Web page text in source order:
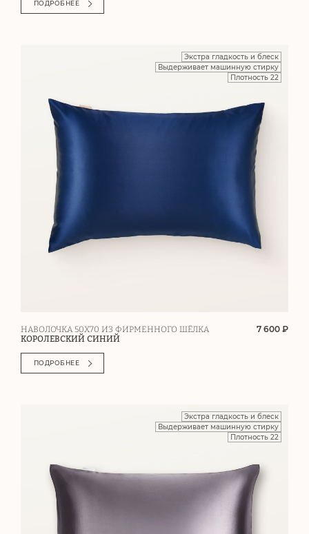
ПОДРОБНЕЕ
Экстра гладкость и блеск
Выдерживает машинную стирку
Плотность 22
НАВОЛОЧКА 50Х70 ИЗ ФИРМЕННОГО ШЁЛКА
КОРОЛЕВСКИЙ СИНИЙ
7 600 ₽
ПОДРОБНЕЕ
Экстра гладкость и блеск
Выдерживает машинную стирку
Плотность 22